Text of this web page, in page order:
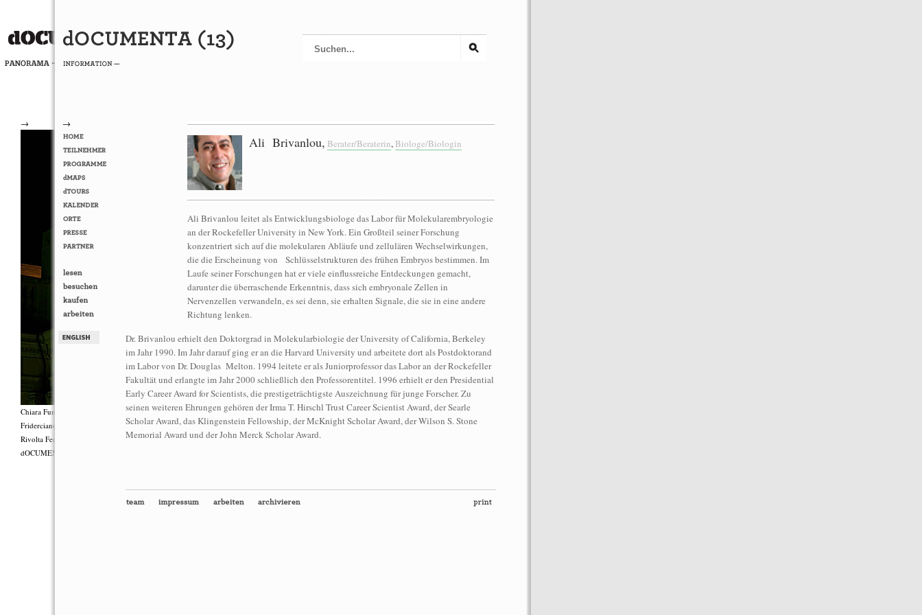
→
Chiara Fumai, Shut Up. Actually, Talk (The world will not explode), 2012, Gruppenperformance auf dem Dach des
Fridercianums featuring Zalumma Agra und die Stars of the East, Texte von Carla Lonzi (“Let’s Spit on Hegel,” 1970) and
Rivolta Femminile (“I Say I,” 1977), Kostüme von Antonio Piccirilli, 60 Min., Courtesy Chiara Fumai, In Auftrag gegeben von
dOCUMENTA (13) und produziert mit Unterstützung des Fiorucci Art Trust, London. Foto: Henrik Stromberg
→
Ali Brivanlou, Berater/Beraterin, Biologe/Biologin
Ali Brivanlou leitet als Entwicklungsbiologe das Labor für Molekularembryologie
an der Rockefeller University in New York. Ein Großteil seiner Forschung
konzentriert sich auf die molekularen Abläufe und zellulären Wechselwirkungen,
die die Erscheinung von Schlüsselstrukturen des frühen Embryos bestimmen. Im
Laufe seiner Forschungen hat er viele einflussreiche Entdeckungen gemacht,
darunter die überraschende Erkenntnis, dass sich embryonale Zellen in
Nervenzellen verwandeln, es sei denn, sie erhalten Signale, die sie in eine andere
Richtung lenken.
Dr. Brivanlou erhielt den Doktorgrad in Molekularbiologie der University of California, Berkeley
im Jahr 1990. Im Jahr darauf ging er an die Harvard University und arbeitete dort als Postdoktorand
im Labor von Dr. Douglas Melton. 1994 leitete er als Juniorprofessor das Labor an der Rockefeller
Fakultät und erlangte im Jahr 2000 schließlich den Professorentitel. 1996 erhielt er den Presidential
Early Career Award for Scientists, die prestigeträchtigste Auszeichnung für junge Forscher. Zu
seinen weiteren Ehrungen gehören der Irma T. Hirschl Trust Career Scientist Award, der Searle
Scholar Award, das Klingenstein Fellowship, der McKnight Scholar Award, der Wilson S. Stone
Memorial Award und der John Merck Scholar Award.